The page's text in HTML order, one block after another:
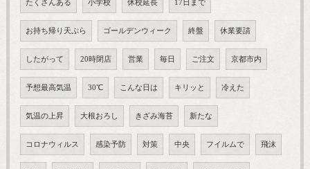
たくさんある 小学校 休校延長 17日まで
お持ち帰り天ぷら ゴールデンウィーク 終盤 休業要請
したがって 20時閉店 営業 毎日 ご注文 京都市内
予想最高気温 30℃ こんな日は キリッと 冷えた
気温の上昇 大根おろし きざみ海苔 新たな
コロナウィルス 感染予防 対策 中央 フイルムで 飛沫